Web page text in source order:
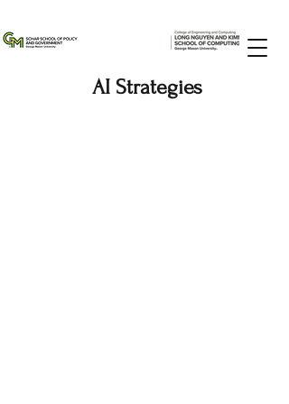
AI Strategies